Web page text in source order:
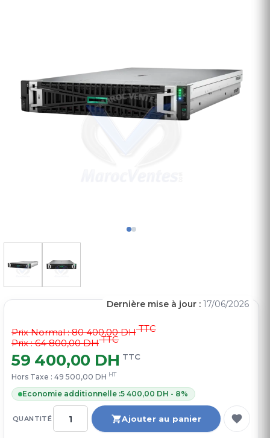
QUANTITÉ Ajouter au panier
Prix Normal :80 400,00 DHTTC
Prix : 64 800,00 DHTTC
59 400,00 DH TTC
Hors Taxe : 49 500,00 DH HT
Economie additionnelle :5 400,00 DH - 8%
Dernière mise à jour : 17/06/2026